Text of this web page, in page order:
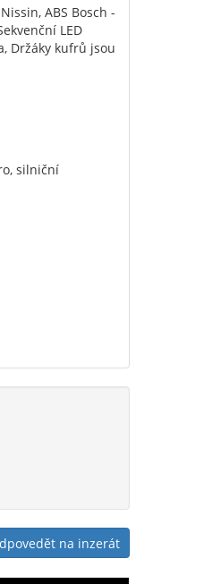
ABS Bosch -
LED
Držáky kufrů jsou
silniční
na inzerát